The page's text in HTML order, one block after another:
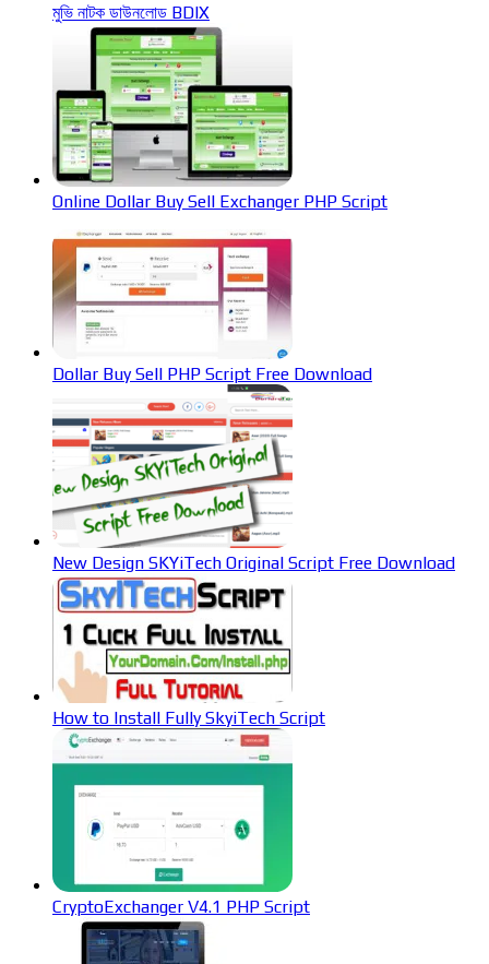
মুভি নাটক ডাউনলোড BDIX
Online Dollar Buy Sell Exchanger PHP Script
Dollar Buy Sell PHP Script Free Download
New Design SKYiTech Original Script Free Download
How to Install Fully SkyiTech Script
CryptoExchanger V4.1 PHP Script